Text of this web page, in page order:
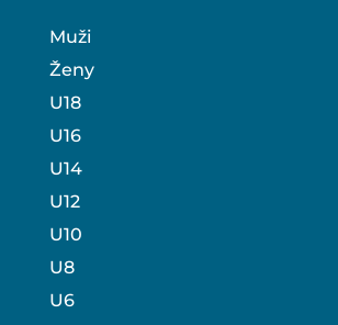
Muži
Ženy
U18
U16
U14
U12
U10
U8
U6